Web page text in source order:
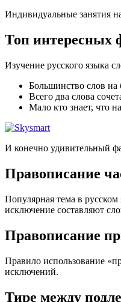
Индивидуальные занятия
Топ интересных
Изучение русского языка
Большинство слов на
Всего два слова
Мало кто знает, что
И конечно удивительный
Правописание
Популярная тема в
исключение составляют
Правописание
Правило использование
исключений.
Тире между